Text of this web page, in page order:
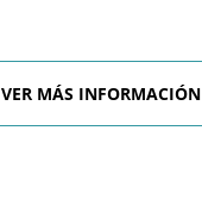
VER MÁS INFORMACIÓN